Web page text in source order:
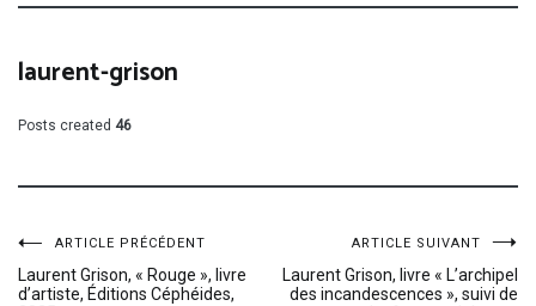
laurent-grison
Posts created 46
Navigation
ARTICLE PRÉCÉDENT
Laurent Grison, « Rouge », livre
d’artiste, Éditions Céphéides,
ARTICLE SUIVANT
Laurent Grison, livre « L’archipel
des incandescences », suivi de